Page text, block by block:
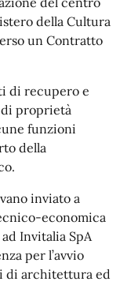
della Cultura
un Contratto
di recupero e
proprietà
funzioni
della
inviato a
economica
Invitalia SpA
per l’avvio
di architettura ed